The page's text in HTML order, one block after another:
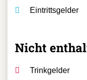
Eintrittsgelder
Nicht
Trinkgelder